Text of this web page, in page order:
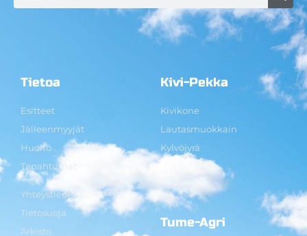
Tietoa
Esitteet
Jälleenmyyjät
Huolto
Tapahtumat
Yhteystiedot
Tietosuoja
Arkisto
Kivi-Pekka
Kivikone
Lautasmuokkain
Kylvöjyrä
Tume-Agri